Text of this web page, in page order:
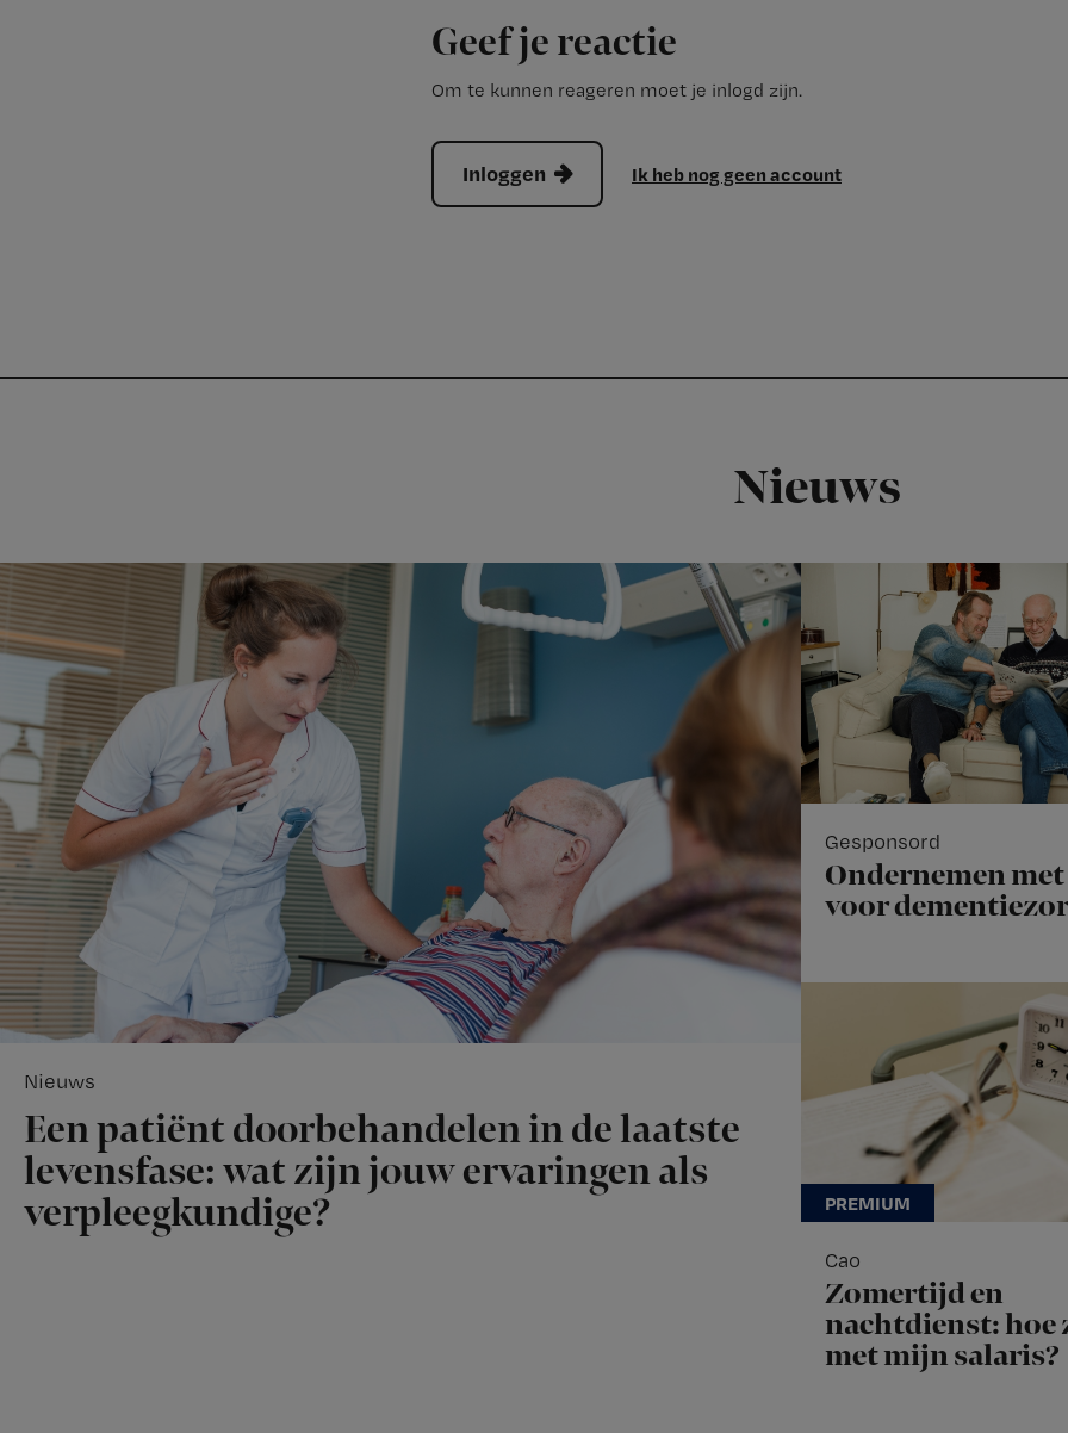
Geef je reactie
Om te kunnen reageren moet je inlogd zijn.
Inloggen Ik heb nog geen account
Nieuws
Nieuws
Een patiënt doorbehandelen in de laatste
levensfase: wat zijn jouw ervaringen als
verpleegkundige?
Gesponsord
Ondernemen
voor
Cao
Zomertijd en
nachtdienst: hoe
met mijn salaris?